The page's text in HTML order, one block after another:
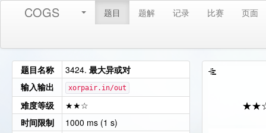
COGS 题目 题解 记录 比赛 页面
题目名称 3424. 最大异或对
输入输出
xorpair.in/out
难度等级
★★☆
时间限制
1000 ms (1 s)
★★☆